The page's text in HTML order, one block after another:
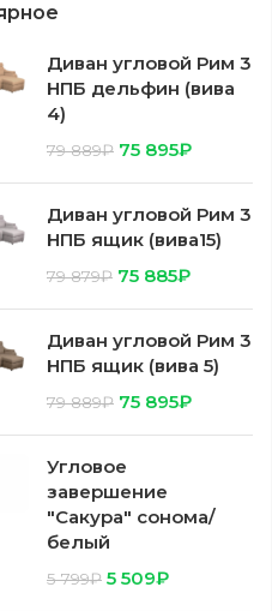
Диван угловой Рим 3
НПБ дельфин (вива
4)
79 889₽ 75 895₽
Диван угловой Рим 3
НПБ ящик (вива15)
79 879₽ 75 885₽
Диван угловой Рим 3
НПБ ящик (вива 5)
79 889₽ 75 895₽
Угловое
завершение
"Сакура" сонома/
белый
5 799₽ 5 509₽